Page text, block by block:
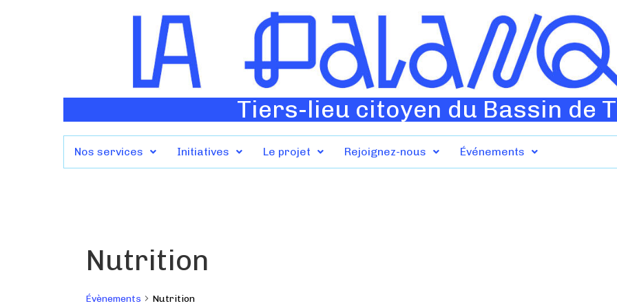
Tiers-lieu citoyen du Bassin de
Nos services Initiatives Le projet Rejoignez-nous Événements
Nutrition
Évènements Nutrition